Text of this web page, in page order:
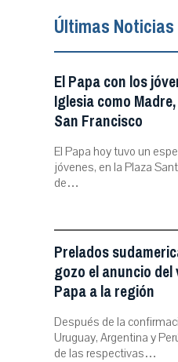
Últimas Noticias
El Papa con los
Iglesia como
San Francisco
El Papa hoy tuvo un
jóvenes, en la Plaza
de…
Prelados
gozo el anuncio
Papa a la región
Después de la
Uruguay, Argentina y
de las respectivas…